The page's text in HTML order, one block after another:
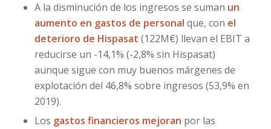
A la disminución de los ingresos se suman un
aumento en gastos de personal que, con el
deterioro de Hispasat (122M€) llevan el EBIT a
reducirse un -14,1% (-2,8% sin Hispasat)
aunque sigue con muy buenos márgenes de
explotación del 46,8% sobre ingresos (53,9% en
2019).
Los gastos financieros mejoran por las